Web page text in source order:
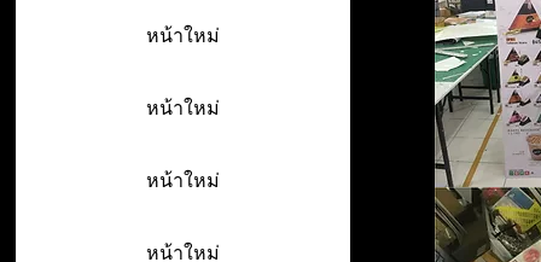
หน้าใหม่
หน้าใหม่
หน้าใหม่
หน้าใหม่